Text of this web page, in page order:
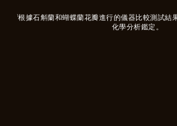
¹根據石斛蘭和蝴蝶蘭花瓣進行的儀器比較測試結
化學分析鑑定。